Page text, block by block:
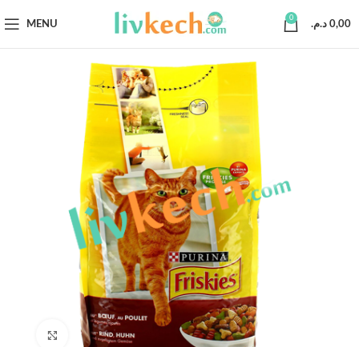
MENU
0
0,00 د.م.
Click to enlarge